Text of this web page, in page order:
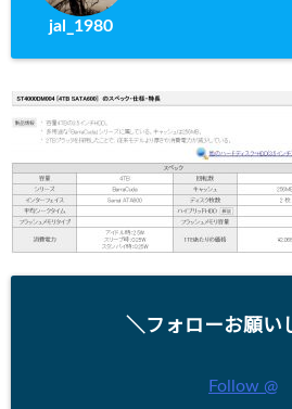
jal_1980
＼フォローお願い
Follow @